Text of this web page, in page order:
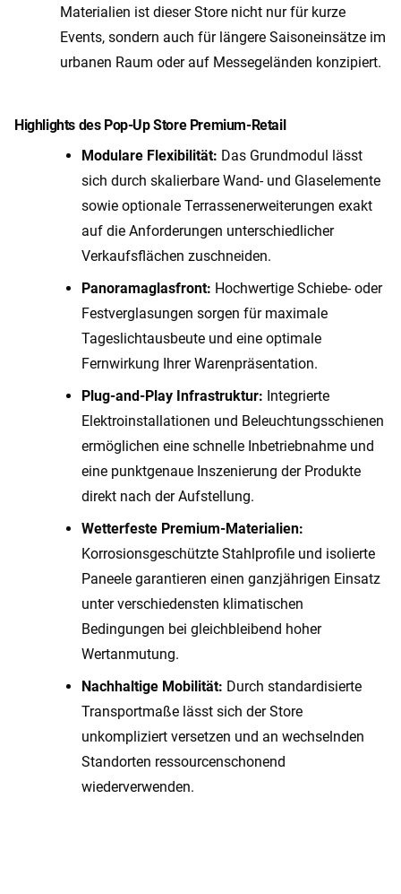
Materialien ist dieser Store nicht nur für kurze
Events, sondern auch für längere Saisoneinsätze im
urbanen Raum oder auf Messegeländen konzipiert.
Highlights des Pop-Up Store Premium-Retail
Modulare Flexibilität: Das Grundmodul lässt
sich durch skalierbare Wand- und Glaselemente
sowie optionale Terrassenerweiterungen exakt
auf die Anforderungen unterschiedlicher
Verkaufsflächen zuschneiden.
Panoramaglasfront: Hochwertige Schiebe- oder
Festverglasungen sorgen für maximale
Tageslichtausbeute und eine optimale
Fernwirkung Ihrer Warenpräsentation.
Plug-and-Play Infrastruktur: Integrierte
Elektroinstallationen und Beleuchtungsschienen
ermöglichen eine schnelle Inbetriebnahme und
eine punktgenaue Inszenierung der Produkte
direkt nach der Aufstellung.
Wetterfeste Premium-Materialien:
Korrosionsgeschützte Stahlprofile und isolierte
Paneele garantieren einen ganzjährigen Einsatz
unter verschiedensten klimatischen
Bedingungen bei gleichbleibend hoher
Wertanmutung.
Nachhaltige Mobilität: Durch standardisierte
Transportmaße lässt sich der Store
unkompliziert versetzen und an wechselnden
Standorten ressourcenschonend
wiederverwenden.